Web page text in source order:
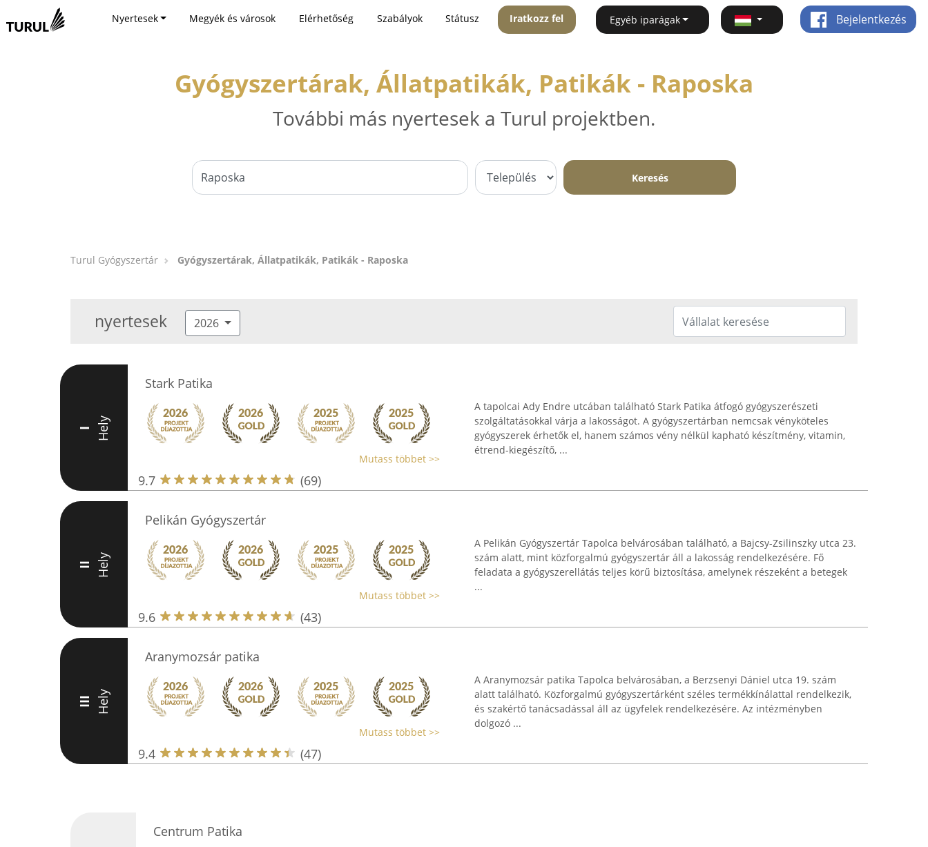
Nyertesek Megyék és városok Elérhetőség Szabályok Státusz Iratkozz fel Egyéb iparágak Bejelentkezés
Gyógyszertárak, Állatpatikák, Patikák - Raposka
További más nyertesek a Turul projektben.
Keresés
Turul Gyógyszertár Gyógyszertárak, Állatpatikák, Patikák - Raposka
nyertesek 2026
I Hely
Stark Patika
Mutass többet >>
9.7 (69)
A tapolcai Ady Endre utcában található Stark Patika átfogó gyógyszerészeti
szolgáltatásokkal várja a lakosságot. A gyógyszertárban nemcsak vényköteles
gyógyszerek érhetők el, hanem számos vény nélkül kapható készítmény, vitamin,
étrend-kiegészítő, ...
II Hely
Pelikán Gyógyszertár
Mutass többet >>
9.6 (43)
A Pelikán Gyógyszertár Tapolca belvárosában található, a Bajcsy-Zsilinszky utca 23.
szám alatt, mint közforgalmú gyógyszertár áll a lakosság rendelkezésére. Fő
feladata a gyógyszerellátás teljes körű biztosítása, amelynek részeként a betegek
...
III Hely
Aranymozsár patika
Mutass többet >>
9.4 (47)
A Aranymozsár patika Tapolca belvárosában, a Berzsenyi Dániel utca 19. szám
alatt található. Közforgalmú gyógyszertárként széles termékkínálattal rendelkezik,
és szakértő tanácsadással áll az ügyfelek rendelkezésére. Az intézményben
dolgozó ...
Centrum Patika